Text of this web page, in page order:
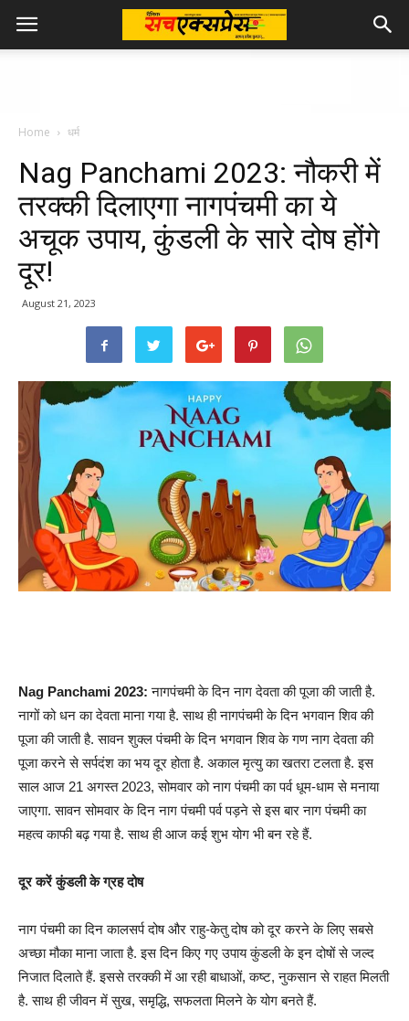
Home धर्म
Nag Panchami 2023: नौकरी में
तरक्‍की दिलाएगा नागपंचमी का ये
अचूक उपाय, कुंडली के सारे दोष होंगे
दूर!
August 21, 2023
Nag Panchami 2023: नागपंचमी के दिन नाग देवता की पूजा की जाती है.
नागों को धन का देवता माना गया है. साथ ही नागपंचमी के दिन भगवान शिव की
पूजा की जाती है. सावन शुक्‍ल पंचमी के दिन भगवान शिव के गण नाग देवता की
पूजा करने से सर्पदंश का भय दूर होता है. अकाल मृत्‍यु का खतरा टलता है. इस
साल आज 21 अगस्त 2023, सोमवार को नाग पंचमी का पर्व धूम-धाम से मनाया
जाएगा. सावन सोमवार के दिन नाग पंचमी पर्व पड़ने से इस बार नाग पंचमी का
महत्व काफी बढ़ गया है. साथ ही आज कई शुभ योग भी बन रहे हैं.
दूर करें कुंडली के ग्रह दोष
नाग पंचमी का दिन कालसर्प दोष और राहु-केतु दोष को दूर करने के लिए सबसे
अच्‍छा मौका माना जाता है. इस दिन किए गए उपाय कुंडली के इन दोषों से जल्‍द
निजात दिलाते हैं. इससे तरक्‍की में आ रही बाधाओं, कष्‍ट, नुकसान से राहत मिलती
है. साथ ही जीवन में सुख, समृद्धि, सफलता मिलने के योग बनते हैं.